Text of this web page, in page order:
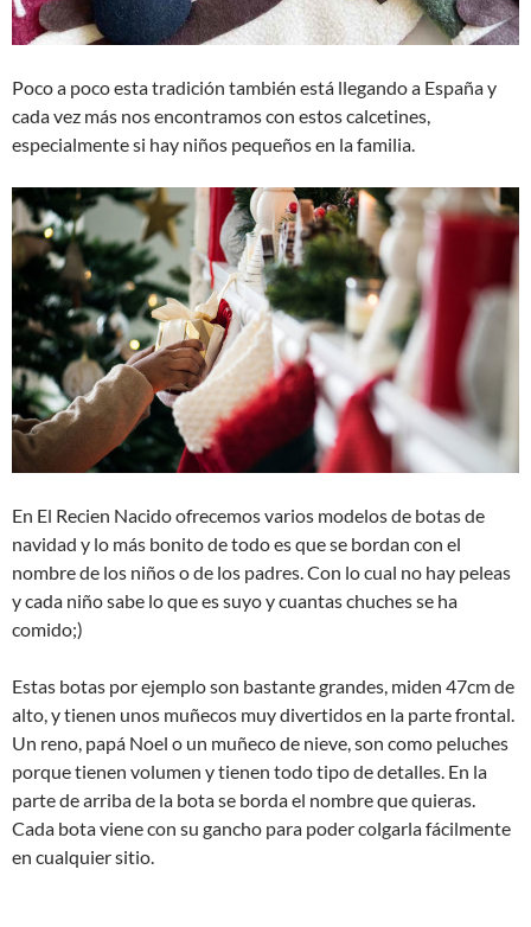
Poco a poco esta tradición también está llegando a España y
cada vez más nos encontramos con estos calcetines,
especialmente si hay niños pequeños en la familia.
En El Recien Nacido ofrecemos varios modelos de botas de
navidad y lo más bonito de todo es que se bordan con el
nombre de los niños o de los padres. Con lo cual no hay peleas
y cada niño sabe lo que es suyo y cuantas chuches se ha
comido;)
Estas botas por ejemplo son bastante grandes, miden 47cm de
alto, y tienen unos muñecos muy divertidos en la parte frontal.
Un reno, papá Noel o un muñeco de nieve, son como peluches
porque tienen volumen y tienen todo tipo de detalles. En la
parte de arriba de la bota se borda el nombre que quieras.
Cada bota viene con su gancho para poder colgarla fácilmente
en cualquier sitio.